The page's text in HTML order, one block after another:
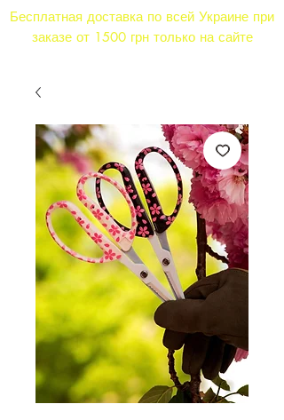
Бесплатная доставка по всей Украине при
заказе от 1500 грн только на сайте